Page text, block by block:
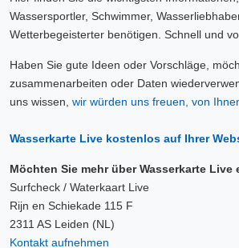
Wassersportler, Schwimmer,
Wetterbegeisterter benötigen. Schnell und
Haben Sie gute Ideen oder Vorschläge,
zusammenarbeiten oder Daten
uns wissen, wir würden uns freuen, von
Wasserkarte Live kostenlos auf Ihrer
Möchten Sie mehr über Wasserkarte Live
Surfcheck / Waterkaart Live
Rijn en Schiekade 115 F
2311 AS Leiden (NL)
Kontakt aufnehmen